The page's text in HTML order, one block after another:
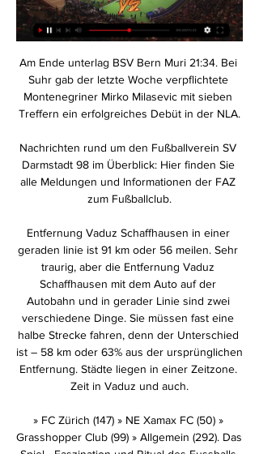
Am Ende unterlag BSV Bern Muri 21:34. Bei Suhr gab der letzte Woche verpflichtete Montenegriner Mirko Milasevic mit sieben Treffern ein erfolgreiches Debüt in der NLA.

Nachrichten rund um den Fußballverein SV Darmstadt 98 im Überblick: Hier finden Sie alle Meldungen und Informationen der FAZ zum Fußballclub.

Entfernung Vaduz Schaffhausen in einer geraden linie ist 91 km oder 56 meilen. Sehr traurig, aber die Entfernung Vaduz Schaffhausen mit dem Auto auf der Autobahn und in gerader Linie sind zwei verschiedene Dinge. Sie müssen fast eine halbe Strecke fahren, denn der Unterschied ist – 58 km oder 63% aus der ursprünglichen Entfernung. Städte liegen in einer Zeitzone. Zeit in Vaduz und auch.

» FC Zürich (147) » NE Xamax FC (50) » Grasshopper Club (99) » Allgemein (292). Das Spiel - Faszination und Ritual des Fussballs (>Das Spiel mit dem wir leben können) » mehr. A Historia da Taca de Portugal. 60 Jahre FC Aarau 1902.

Der französische Spitzenklub Paris Saint-Germain zeigt wohl Interesse am Brasilianer Matheus Cunha vom Fußball-Bundesligisten Hertha BSC. Wie die "Bild am Sonntag" und der "Kicker" berichten, soll der 21 Jahre alte Offensivspieler auf dem Zettel der Verantwortlichen um PSG-Sportdirektor Leonardo stehen.Entsprechende Berichte gab es zuletzt auch aus Frankreich.

Im Live-Ticker: Der FCSG bei Winterthur in der Super League 22.10.2023 — Nach dem glatten 4:0-Sieg gegen Stade Lausanne-Ouchy und der Natipause ging es für den FC St.Gallen am Sonntag um 14.15 Uhr in Winterthur ...

Los geht´s in die Jubiläumssaison! Voll motiviert ist der ASK Mannersdorf in die Vorbereitung für die Frühjahrssaison gestartet. Und die Motivation könnte größer nicht sein - der ASK Mannersdorf feiert heuer sein 100jähriges Jubiläum und möchte natürlich die …

Sauerland-Fußball von Fans für Fans! Von der Fußball-Kreisliga C bis zur Westfalenliga. Portal mit Zahlen, Daten, Fakten, Spielberichten und Statistiken sowie Forum zum Austausch über Fußball im …

FC St. Gallen - FC Winterthur | 14. Spieltag 2023/2024 Gallen gegen FC Winterthur; Liveticker. Heute live · Bundesliga · 2. Bundesliga 62. 19:17. Auswechslung bei FC St. Gallen -> Chadrac Akolo. Chadrac ...

Błękitni Stargard ist ein polnischer Fußballverein aus Stargard in der Woiwodschaft Westpommern.Der Verein spielt zurzeit in der 2.Liga, der dritthöchsten polnischen Spielklasse.

Der LASK hat seit Mitte Mai weiterhin alle Auswärtsspiele in der Bundesliga gewonnen. Nach zehn Runden halten die Linzer bei 23 Punkten - Bestwert in der Clubgeschichte. Der Rückstand auf Spitzenreiter Red Bull Salzburg beträgt vor der Länderspielpause weiterhin fünf Punkte. Hartberg dagegen kassierte die zweite Heimniederlage der Saison.

Für aktuelle Fussball Ergebnisse live Victoria League bitte den Fussball Live-Ticker nutzen : Victoria League live Ticker Für aktuellste Spielstände bei gerade laufenden Partien der internationalen Turniere oder Fussball Ergebnisse einer speziellen Liga bitte direkt in unserem Ergebnis Live Ticker nachsehen.

RB Leipzig Aufstellung gegen VfL Wolfsburg. Trainer Julian Nagelsmann muss gegen den VfL Wolfsburg die perfekte Balance aus Defensive und Offensive finden. Als Bindeglied zwischen diesen beiden Reihen wird Konrad Laimer agieren. Der Österreicher zeigte in den letzten Spielen, wie wichtig er für das Spiel von RB sein kann. Auf der rechten Abwehrseite wird Nordie Mukiele für Unruhe sorgen.

Grasshopper Club Zürich U16 Grasshopper Club Zürich Youth Grasshopper Club Zürich U15. 27. 19. 2. 1 ≡ Sub Menu. Close Menu; Overview; Squad. Fixtures. Transfers & rumours. Information & facts. Stadium. History. News; Forum; Letzigrund ©S. Ries. Info . This page provides you with information about the stadium of the selected club.

Dem FC St. Gallen läuft es nach wie vor wie geschmiert: Beim 4:1-Sieg des Tabellendritten beim Schlusslicht Thun nehmen die Dinge bereits in der 3. Minute ihren Lauf.

Am Samstag kommt der KAC II.. Der SV Pachern kassierte am Freitagabend eine bittere 1:4-Heimschlappe gegen den SC Sparkasse ELIN Weiz.. Regen und Sonne in Kathrein Am Wochenende ging der 2. Lauf im Rahmen des Bezirkslaufcups in St. Kathrein/O über die Bühne.

FC St.Gallen 1879 - Espen Inside ... St.Gallen 1879. Live-Radio. Diese Website verwendet Cookies Die Medienkonferenz vor dem Spiel gegen den FC Winterthur mit unserem Cheftrainer Peter Zeidler ...

2020-5-25 · Eintracht Frankfurt - Werder Bremen im Live-Stream: Nach dem hart erkämpften Europa-League-Erfolg in Portugal will der Gastgeber in der Fußball-Bundesliga gleich …

Diese Seite enthält eine komplette Übersicht aller absolvierten und bereits terminierten Spiele sowie die Saisonbilanz des Vereins Mannersdorf in der Saison Gesamtstatistik aktuelle Saison. ASK Mannersdorf - Spielplan 19/20 | Transfermarkt

FC Winterthur gegen den FC St.Gallen 1879 im TV und IPTV 21.10.2023 — FC Winterthur gegen den FC St.Gallen 1879 im TV und IPTV, Live-Stream & Live-Ticker.

Rekordsieger FC Sevilla hat das Halbfinale der Europa League erreicht. Die Spanier setzten sich am Dienstag in Duisburg 1:0 (0:0) gegen die Wolverhampton Wanderers durch und treffen nun am Sonntag (21.00 Uhr) in Köln auf den englischen Rekordmeister Manchester United, der am Montag den FC Kopenhagen bezwungen hatte.

Aarau – Chiasso 1:1 17:15 (Schweiz. Challenge League) Winterthur – Wil 2:2 17:15 (Schweiz. Challenge League) Blau-Weiß Linz – Amstetten 17:30 (Österreich. 2. Liga) Watford – Manchester City 0:2 18:00 (England. Premier League) World Matchplay 18:00 (PDC) Heute (21.

Freizeit-Rabattbons sichern . Von Montag, 13.7., bis Samstag, 25.7.2020 erhalten Sie bei einem Einkauf ab CHF 80.– im Coop attraktive Rabattbons auf ausgewählte Sommer-Freizeitangebote – exklusiv für Hello Family Clubmitglieder.

FC St. Gallen gegen FC Winterthur | Alle Spiele Wo wird FC St. Gallen gegen FC Winterthur live übertragen? TV-Sender, Info. blue Sport. €. Streaming, Info. blue Sport (Livestream).

2019 - heute: Wissenschaftliche Mitarbeiterin. Institut für Erziehungswissenschaft, Universität Paderborn. 2010 - heute: Promotion(sstudium) „Dual-Career-Familien im Spannungsfeld von Tradition, Reproduktion und Transformation gesellschaftlicher Geschlechterverhältnisse – Eine Interviewstudie über die Vereinbarkeit von Familie und Beruf im Arbeitskontext Wissenschaft“ (in Arbeit)

Das war kein angenehmer Sonntag für unsere Mannschaft: Wil-Chiasso-retour...und ohne Punkte im Gepäck zurück. Der FC Chiasso war der erwartet unangenehme Gegner, der sich gegen den Abstieg wehrt und der sich seit der Winterpause verbessert gezeigt hat. Das ist die eine Seite. Die andere zeigt einen FC Wil 1900, der bemüht war, der das Spiel über weite Strecken beherrschte, der aber auch.

Zum zweiten Mal in Folge hat der Hamburger SV den Aufstieg verpasst. Der Traditionsklub scheint in der zweiten Liga festzustecken. Und muss sich wohl eingestehen, dass er dort zu Hause ist.

Leipzig hat vor zwei Jahren nur knapp die Verpflichtung von Kylian Mbappe verpasst, Barca ist weiterhin heiß auf Philippe Coutinho und PSG hat Interesse …

Name Vorname Verein QTTR : Anders: Robin: ASV Einigkeit Süchteln- Bartels: Kurt: TV Kupferdreh- Baumann: Björn: PSV Oberhausen- Bode: Björn: SC Bayer 05 Uerdingen

Hallescher FC Hallescher FC 21 8 -35 15 : 50 2 2 17 Spiele. Eintracht Braunschweig 8 0 -19 4 : 23 0 0 0 14. Hallescher FC Hallescher FC 8 0 -21 3 : 24 0 0 0 Impressum Datenschutz.

Ruderverein Oberhausen e. V. in Oberhausen im Branchenbuch von meinestadt.de - Telefonnummer, Adresse, Stadtplan, Routenplaner und mehr für Ruderverein Oberhausen e. V. Oberhausen

Fotostrecke. Bundesliga. Hertha BSC gegen TSG 1899 Hoffenheim. In einer packenden Partie hat sich Hoffenheim in Berlin mit 3:2 (2:0) gegen Hertha BSC durch gesetzt.

Familienbeitrag ab 3 Personen die in einem Haushalt leben jährlich 125,00 € Die. überschritten, verlängert sich die Mitgliedschaft im SV Germania Gernrode e. V. automatisch um ein weiteres Kalenderjahr und es sind die derzeitig gültigen Beiträge weiter zu entrichten.

Kein Bayern-Halbfinale gegen Guardiola : Manchester City verliert überraschend gegen Lyon. Der FC Bayern trifft im Halbfinale der Champions League auf den mutigen Außenseiter Olympique Lyon. Man.

Für den VfB steht am Mittwoch das vorletzte Heimspiel der regulären Saison auf dem Programm. Von 18:30 Uhr an ist der SV Sandhausen in der Mercedes-Benz Arena zu Gast (im VfB Liveticker und VfB Radio).In dieser Partie geht es für die Mannschaft mit dem roten Brustring darum, sich möglichst drei Punkte zu sichern, um weiter kräftig im Aufstiegskampf mitzumischen.

Ihre Gesundheit rundum in guten Händen. Checkup & Leistungsdiagnostik. Unsere Dienstleistungen zur umfassenden Standortbestimmung Ihres Gesundheitszustandes und zur Beurteilung Ihrer körperlichen Leistungsfähigkeit.

Champions League: RB Leipzig - PSG im Live-Ticker - Tuchel muss auf Torwart verzichten Rein auf dem Papier ist PSG Favorit - zu groß sind die Namen der Ausnahmekönner bei den Parisern.

St.Gallen gegen FC Winterthur - Liveticker - 24. Spieltag - Liveticker vom Spiel FC St. Gallen gegen FC Winterthur vom 17.02.2024: heute live.

Zurich gewährt Ihnen beim Abschluss einer Autoversicherung über unseren Online-Prämienrechner einen Online-Rabatt von 20% auf der Jahresprämie. Dieser Rabatt entspricht der Prämienvergünstigung im Vergleich zum Abschluss derselben Versicherungspolice über einen anderen Vertriebskanal.

Eintracht Frankfurt verliert nicht ganz unerwartet gegen Bayern München. Mit 5.2 fällt die Niederlage deutlich aus. In der. Beste Spielothek In Grottenherten Finden Spiele Deep Sea (bgaming) – Video Slots Online Nach rund zwei Jahren bricht Sea of Thieves zu neuen Ufern auf. Ab dem 3.

Live Stream Data Google Play. VIP. Buy VIP Dropping Odds Gone Odds. API Pricing ⚽ Fußball. HIFK v FC Lahti -View: Finnland - Veikkausliiga: 07/22 15:30: 4: KuPS Kuopio v FC Lahti - View: Finnland - Veikkausliiga: 07/25 14:00: 5: TPS Turku v FC Lahti.

Schweizer Super League: FC St. Gallen - FC